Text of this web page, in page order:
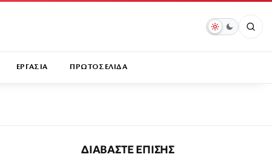
ΕΡΓΑΣΙΑ ΠΡΩΤΟΣΕΛΙΔΑ
ΔΙΑΒΑΣΤΕ ΕΠΙΣΗΣ